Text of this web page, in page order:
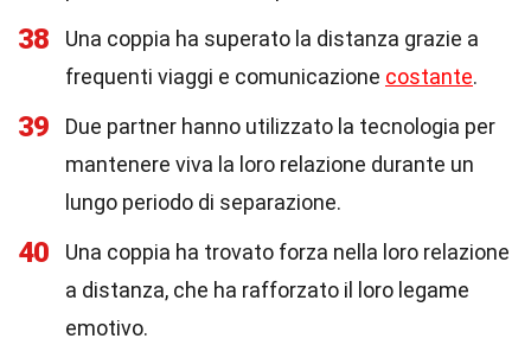
38
Una coppia ha superato la distanza grazie a
frequenti viaggi e comunicazione costante.
39
Due partner hanno utilizzato la tecnologia per
mantenere viva la loro relazione durante un
lungo periodo di separazione.
40
Una coppia ha trovato forza nella loro relazione
a distanza, che ha rafforzato il loro legame
emotivo.